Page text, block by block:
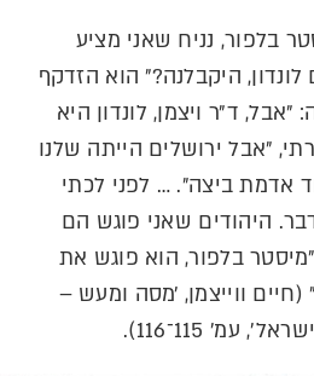
בלפור, נניח שאני מציע
היקבלנה?״ הוא הזדקף
ד״ר ויצמן, לונדון היא
״אבל ירושלים הייתה שלנו
אדמת ביצה״. … לפני לכתי
היהודים שאני פוגש הם
״מיסטר בלפור, הוא פוגש את
(חיים ווייצמן, ׳מסה ומעש –
עמ׳ 115־116).